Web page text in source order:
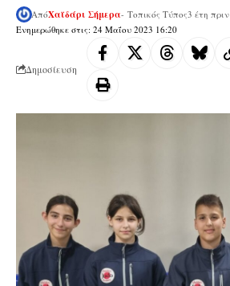
Ενημερώθηκε στις: 24 Μαΐου 2023 16:20
ΑπόΧαϊδάρι Σήμερα- Τοπικός Τύπος3 έτη πριν
Δημοσίευση